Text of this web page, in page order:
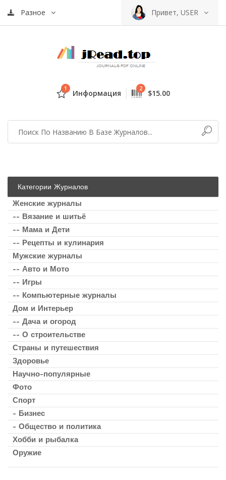
Разное Привет, USER
1 Информация 2 $15.00
Категории Журналов
Женские журналы
-- Вязание и шитьё
-- Мама и Дети
-- Рецепты и кулинария
Мужские журналы
-- Авто и Мото
-- Игры
-- Компьютерные журналы
Дом и Интерьер
-- Дача и огород
-- О строительстве
Страны и путешествия
Здоровье
Научно-популярные
Фото
Спорт
- Бизнес
- Общество и политика
Хобби и рыбалка
Оружие